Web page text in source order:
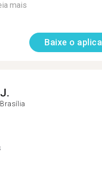
mais
Baixe o
J.
Brasília